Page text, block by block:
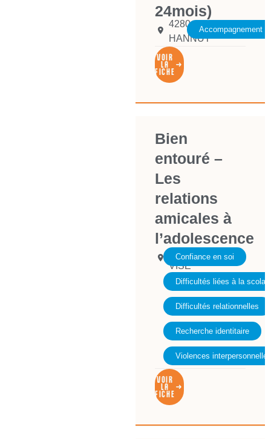
24mois)
4280
HANNUT
Accompagnement
VOIR
LA
FICHE
Bien
entouré –
Les
relations
amicales à
l’adolescence
4600
VISE
Confiance en soi
Difficultés liées à la
Difficultés relationnelles
Recherche identitaire
Violences
VOIR
LA
FICHE